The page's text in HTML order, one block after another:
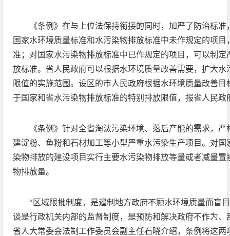
《条例》在与上位法保持衔接的同时，加严了防治标
国家水环境质量标准和水污染物排放标准中未作规定的项
准；对国家水污染物排放标准中已作规定的项目，可以制
放标准。省人民政府可以根据水环境质量改善需要，扩大
限值的实施范围。设区的市人民政府根据水环境质量改善
于国家和省水污染物排放标准的特别排放限值，报省人民政
《条例》针对全省淘汰污染环境、落后产能的需求，
建淀粉、鱼粉和石材加工等小型严重水污染生产项目。对
染物排放的建设项目实行主要水污染物排放等量或者减量
物排放量。
“区域限批制度，是遏制地方政府不顾水环境质量而盲
谈是行政机关内部的监督制度，是预防和解决政府不作为、
省人大常委会法制工作委员会副主任石晓介绍，条例将这